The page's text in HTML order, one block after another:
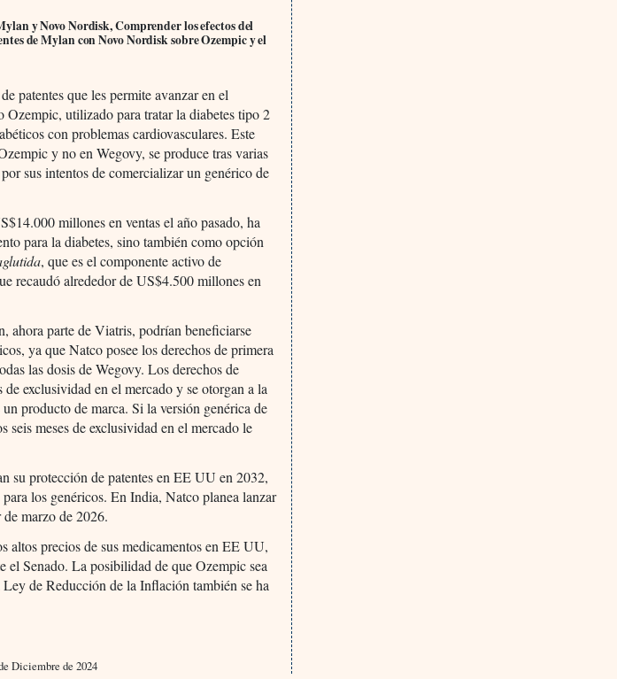
y Novo Nordisk, Comprender los efectos del
de Mylan con Novo Nordisk sobre Ozempic y el
patentes que les permite avanzar en el
utilizado para tratar la diabetes tipo 2
con problemas cardiovasculares. Este
y no en Wegovy, se produce tras varias
sus intentos de comercializar un genérico de
millones en ventas el año pasado, ha
para la diabetes, sino también como opción
, que es el componente activo de
recaudó alrededor de US$4.500 millones en
ahora parte de Viatris, podrían beneficiarse
ya que Natco posee los derechos de primera
las dosis de Wegovy. Los derechos de
exclusividad en el mercado y se otorgan a la
producto de marca. Si la versión genérica de
meses de exclusividad en el mercado le
su protección de patentes en EE UU en 2032,
los genéricos. En India, Natco planea lanzar
marzo de 2026.
altos precios de sus medicamentos en EE UU,
el Senado. La posibilidad de que Ozempic sea
de Reducción de la Inflación también se ha
Diciembre de 2024